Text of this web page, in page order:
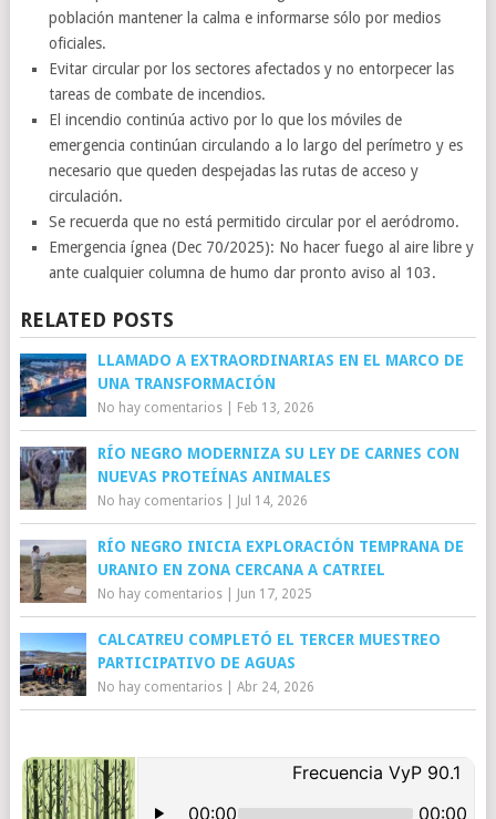
población mantener la calma e informarse sólo por medios
oficiales.
Evitar circular por los sectores afectados y no entorpecer las
tareas de combate de incendios.
El incendio continúa activo por lo que los móviles de
emergencia continúan circulando a lo largo del perímetro y es
necesario que queden despejadas las rutas de acceso y
circulación.
Se recuerda que no está permitido circular por el aeródromo.
Emergencia ígnea (Dec 70/2025): No hacer fuego al aire libre y
ante cualquier columna de humo dar pronto aviso al 103.
RELATED POSTS
LLAMADO A EXTRAORDINARIAS EN EL MARCO DE
UNA TRANSFORMACIÓN
No hay comentarios| Feb 13, 2026
RÍO NEGRO MODERNIZA SU LEY DE CARNES CON
NUEVAS PROTEÍNAS ANIMALES
No hay comentarios| Jul 14, 2026
RÍO NEGRO INICIA EXPLORACIÓN TEMPRANA DE
URANIO EN ZONA CERCANA A CATRIEL
No hay comentarios| Jun 17, 2025
CALCATREU COMPLETÓ EL TERCER MUESTREO
PARTICIPATIVO DE AGUAS
No hay comentarios| Abr 24, 2026